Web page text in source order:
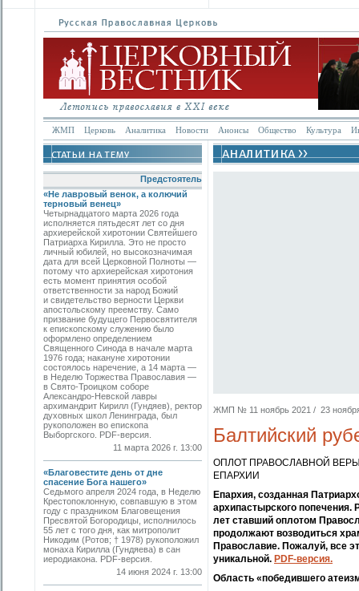
ЖМП Церковь Аналитика Новости Анонсы Общество Культура
Предстоятель
«Не лавровый венок, а колючий
терновый венец»
Четырнадцатого марта 2026 года
исполняется пятьдесят лет со дня
архиерейской хиротонии Святейшего
Патриарха Кирилла. Это не просто
личный юбилей, но высокозначимая
дата для всей Церковной Полноты —
потому что архиерейская хиротония
есть момент принятия особой
ответственности за народ Божий
и свидетельство верности Церкви
апостольскому преемству. Само
призвание будущего Первосвятителя
к епископскому служению было
оформлено определением
Священного Синода в начале марта
1976 года; накануне хиротонии
состоялось наречение, а 14 марта —
в Неделю Торжества Православия —
в Свято-Троицком соборе
Александро-Невской лавры
архимандрит Кирилл (Гундяев), ректор
духовных школ Ленинграда, был
рукоположен во епископа
Выборгского. PDF-версия.
11 марта 2026 г. 13:00
«Благовестите день от дне
спасение Бога нашего»
Седьмого апреля 2024 года, в Неделю
Крестопоклонную, совпавшую в этом
году с праздником Благовещения
Пресвятой Богородицы, исполнилось
55 лет с того дня, как митрополит
Никодим (Ротов; † 1978) рукоположил
монаха Кирилла (Гундяева) в сан
иеродиакона. PDF-версия.
14 июня 2024 г. 13:00
ЖМП № 11 ноябрь 2021 / 23 ноября
Балтийский
ОПЛОТ ПРАВОСЛАВНОЙ
ЕПАРХИИ
Епархия, созданная
архипастырского попечения.
лет ставший оплотом
продолжают возводиться
Православие. Пожалуй, все
уникальной. PDF-версия.
Область «победившего